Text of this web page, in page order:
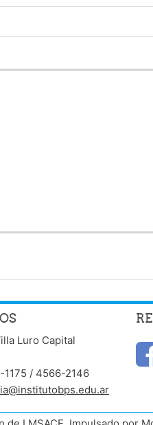
Luro Capital
/ 4566-2146